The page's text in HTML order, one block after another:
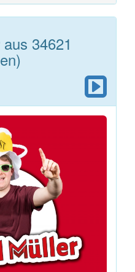
aus 34621